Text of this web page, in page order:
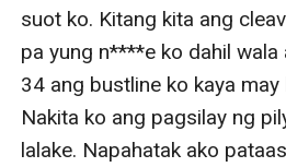
suot ko. Kitang kita ang
pa yung n****e ko dahil
34 ang bustline ko kaya may
Nakita ko ang pagsilay ng
lalake. Napahatak ako